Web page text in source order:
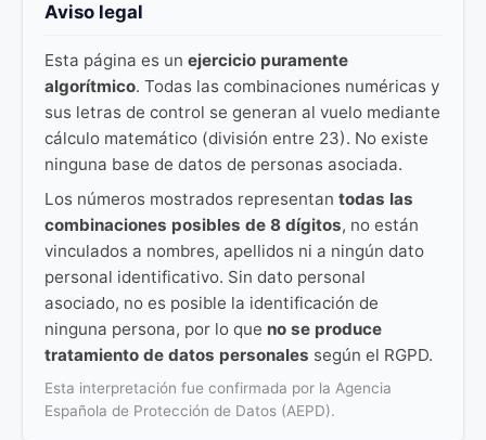
Aviso legal
Esta página es un ejercicio puramente
algorítmico. Todas las combinaciones numéricas y
sus letras de control se generan al vuelo mediante
cálculo matemático (división entre 23). No existe
ninguna base de datos de personas asociada.
Los números mostrados representan todas las
combinaciones posibles de 8 dígitos, no están
vinculados a nombres, apellidos ni a ningún dato
personal identificativo. Sin dato personal
asociado, no es posible la identificación de
ninguna persona, por lo que no se produce
tratamiento de datos personales según el RGPD.
Esta interpretación fue confirmada por la Agencia
Española de Protección de Datos (AEPD).